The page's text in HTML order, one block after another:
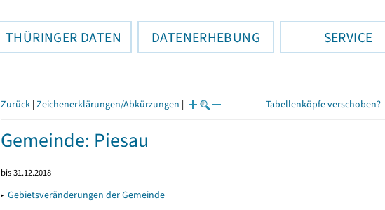
THÜRINGER DATEN DATENERHEBUNG SERVICE
Zurück | Zeichenerklärungen/Abkürzungen | Tabellenköpfe verschoben?
Gemeinde: Piesau
bis 31.12.2018
▸ Gebietsveränderungen der Gemeinde